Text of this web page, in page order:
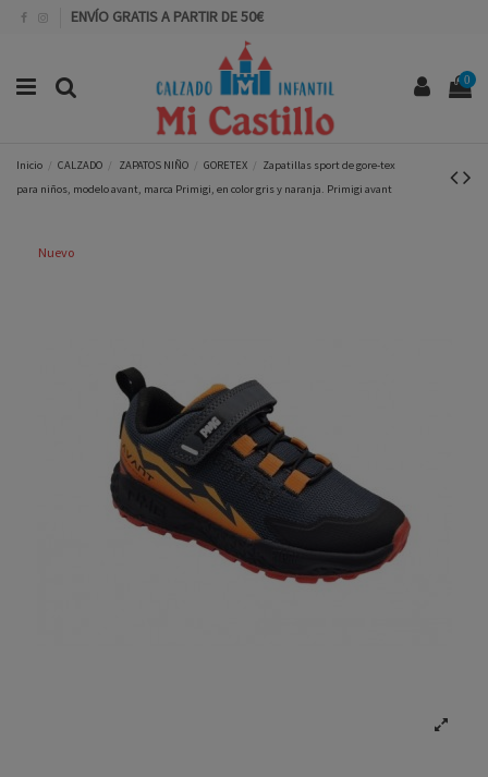
ENVÍO GRATIS A PARTIR DE 50€
0
Inicio CALZADO ZAPATOS NIÑO GORETEX
Zapatillas sport de gore-tex
para niños, modelo avant, marca Primigi, en color gris y naranja. Primigi avant
Nuevo